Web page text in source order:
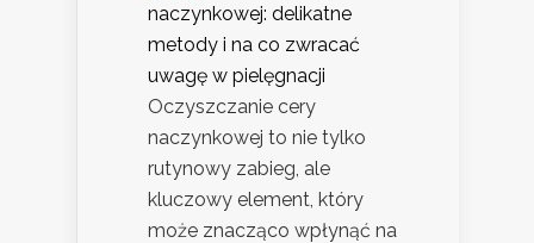
naczynkowej: delikatne
metody i na co zwracać
uwagę w pielęgnacji
Oczyszczanie cery
naczynkowej to nie tylko
rutynowy zabieg, ale
kluczowy element, który
może znacząco wpłynąć na